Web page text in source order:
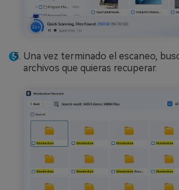
Una vez terminado el escaneo,
archivos que quieras recuperar.